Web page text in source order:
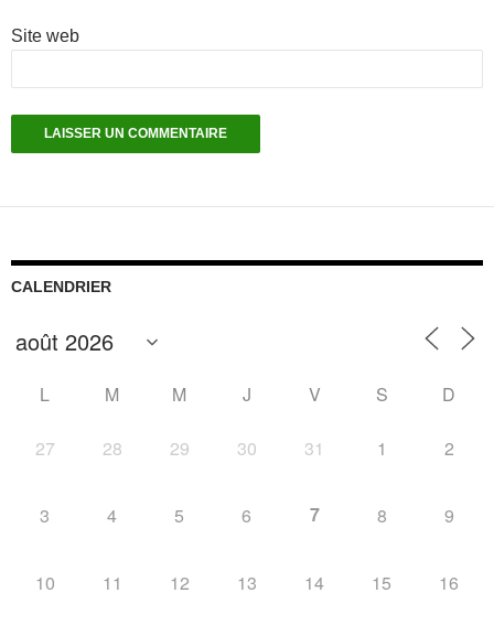
Site web
CALENDRIER
L M M J V S D
27 28 29 30 31 1 2
3 4 5 6 7 8 9
10 11 12 13 14 15 16